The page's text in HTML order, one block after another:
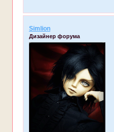
Simlion
Дизайнер форума